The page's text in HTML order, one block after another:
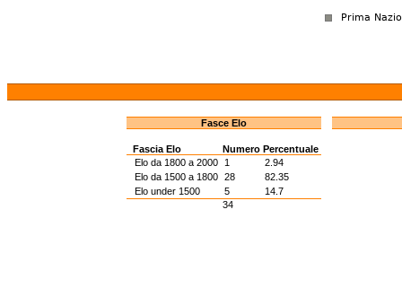
Fasce Elo
Fascia Elo Numero Percentuale
Elo da 1800 a 2000
1
2.94
Elo da 1500 a 1800 28
82.35
Elo under 1500
5
14.7
34